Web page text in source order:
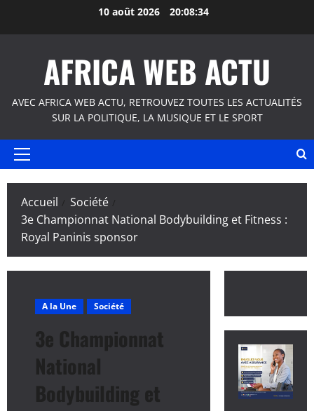
10 août 2026 20:08:34
AFRICA WEB ACTU
AVEC AFRICA WEB ACTU, RETROUVEZ TOUTES LES ACTUALITÉS
SUR LA POLITIQUE, LA MUSIQUE ET LE SPORT
Menu
Accueil
Société
3e Championnat National Bodybuilding et Fitness :
Royal Paninis sponsor
A la Une Société
3e Championnat
National
Bodybuilding et